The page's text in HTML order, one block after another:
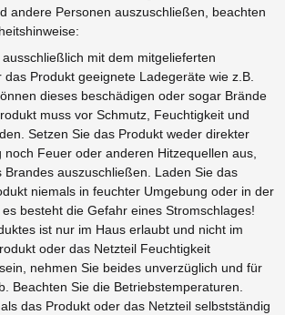
andere Personen auszuschließen, beachten
mit dem mitgelieferten
das Produkt geeignete Ladegeräte wie z.B.
dieses beschädigen oder sogar Brände
muss vor Schmutz, Feuchtigkeit und
Setzen Sie das Produkt weder direkter
noch Feuer oder anderen Hitzequellen aus,
Brandes auszuschließen. Laden Sie das
niemals in feuchter Umgebung oder in der
besteht die Gefahr eines Stromschlages!
ist nur im Haus erlaubt und nicht im
oder das Netzteil Feuchtigkeit
nehmen Sie beides unverzüglich und für
Beachten Sie die Betriebstemperaturen.
das Produkt oder das Netzteil selbstständig